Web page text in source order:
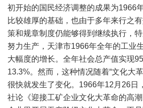
初开始的国民经济调整的成果为1966
比较雄厚的基础，也由于多年来行之
策和规章制度仍能够得到继续执行，
努力生产，天津市1966年全年的工业
大幅度的增长。全年社会总产值实现
13.3%。然而，这种情况随着“文化大
很快就发生了变化。1966年12月26日
社论《迎接工矿企业文化大革命的高